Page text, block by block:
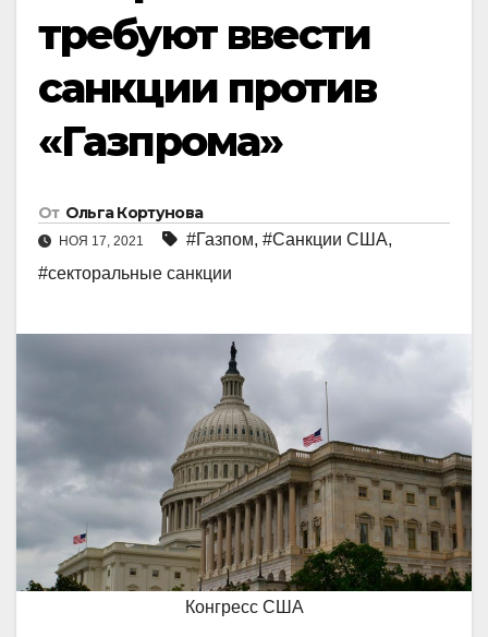
требуют ввести
санкции против
«Газпрома»
От Ольга Кортунова
НОЯ 17, 2021 #Газпом, #Санкции США,
#секторальные санкции
Конгресс США